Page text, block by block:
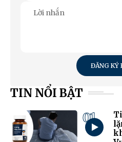
ĐĂNG KÝ
TIN NỔI BẬT
01